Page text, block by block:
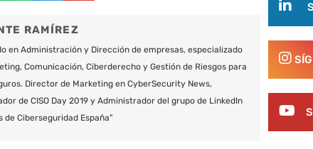
RAMÍREZ
en Administración y Dirección de empresas, especializado
Comunicación, Ciberderecho y Gestión de Riesgos para
Director de Marketing en CyberSecurity News,
de CISO Day 2019 y Administrador del grupo de LinkedIn
de Ciberseguridad España"